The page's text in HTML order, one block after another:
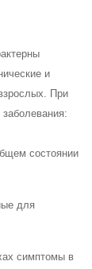
и
При
состоянии
для
симптомы в